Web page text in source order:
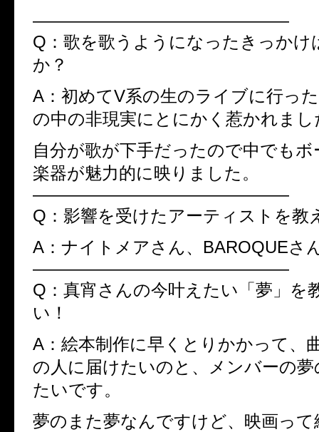
———————————————
Q：歌を歌うようになったきっかけ
か？
A：初めてV系の生のライブに行っ
の中の非現実にとにかく惹かれまし
自分が歌が下手だったので中でも
楽器が魅力的に映りました。
———————————————
Q：影響を受けたアーティストを教
A：ナイトメアさん、BAROQUEさ
———————————————
Q：真宵さんの今叶えたい「夢」を
い！
A：絵本制作に早くとりかかって、
の人に届けたいのと、メンバーの
たいです。
夢のまた夢なんですけど、映画って